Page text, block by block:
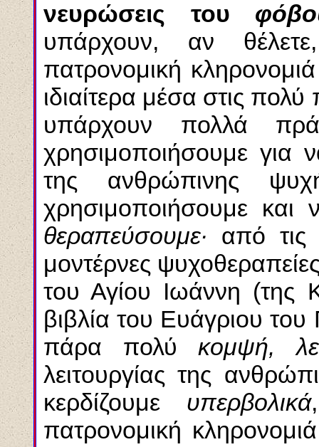
νευρώσεις του
υπάρχουν, αν
πατρονομική
ιδιαίτερα μέσα στις
υπάρχουν πολλά
χρησιμοποιήσουμε για
της ανθρώπινης
χρησιμοποιήσουμε και
θεραπεύσουμε· από τις
μοντέρνες
του Αγίου Ιωάννη (της
βιβλία του Ευάγριου
πάρα πολύκομψή,
λειτουργίας της
κερδίζουμε υπερβολικά
πατρονομική